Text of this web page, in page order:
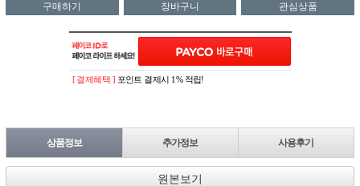
구매하기 장바구니 관심상품
[ 결제혜택 ] 포인트 결제시 1% 적립!
상품정보 추가정보 사용후기
원본보기